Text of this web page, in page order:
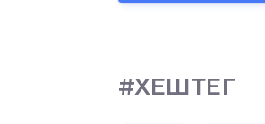
#ХЕШТЕГ